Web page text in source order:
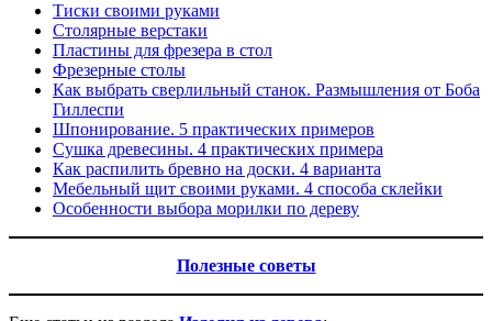
Тиски своими руками
Столярные верстаки
Пластины для фрезера в стол
Фрезерные столы
Как выбрать сверлильный станок. Размышления от Боба
Гиллеспи
Шпонирование. 5 практических примеров
Сушка древесины. 4 практических примера
Как распилить бревно на доски. 4 варианта
Мебельный щит своими руками. 4 способа склейки
Особенности выбора морилки по дереву
Полезные советы